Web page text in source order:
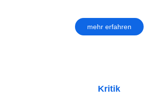
mehr erfahren
Kritik